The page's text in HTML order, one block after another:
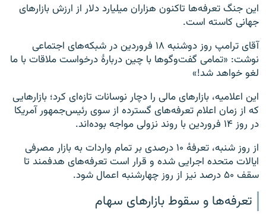
این جنگ تعرفه‌ها تاکنون هزاران میلیارد دلار از ارزش بازارهای
جهانی کاسته است.
آقای ترامپ روز دوشنبه ۱۸ فروردین در شبکه‌های اجتماعی
نوشت: «تمامی گفت‌وگوها با چین دربارهٔ درخواست ملاقات با ما
لغو خواهد شد!»
این اعلامیه، بازارهای مالی را دچار نوسانات تازه‌ای کرد؛ بازارهایی
که از زمان اعلام تعرفه‌های گسترده از سوی رئیس‌جمهور آمریکا
در روز ۱۴ فروردین با روند نزولی مواجه بوده‌اند.
از روز شنبه، تعرفه‌ٔ ۱۰ درصدی بر تمام واردات به بازار مصرفی
ایالات متحده اجرایی شده و قرار است تعرفه‌های هدفمند تا
سقف ۵۰ درصد نیز از روز چهارشنبه اعمال شود.
تعرفه‌ها و سقوط بازارهای سهام